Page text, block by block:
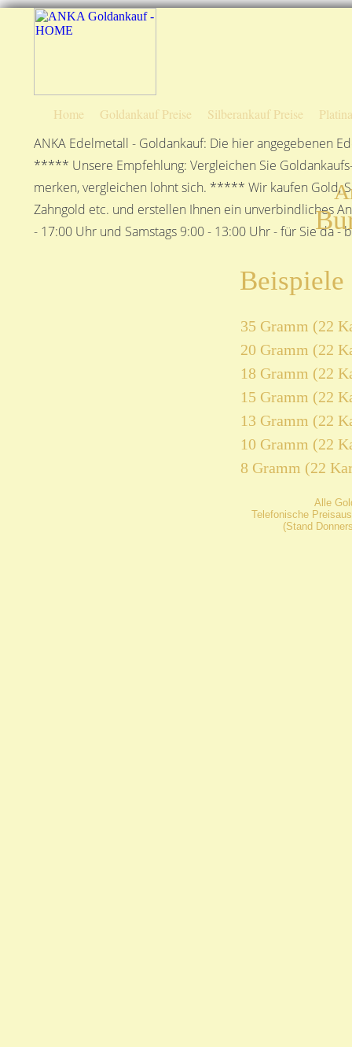
Home Goldankauf Preise Silberankauf Preise
ANKA Edelmetall - Goldankauf: Die hier angegebenen
***** Unsere Empfehlung: Vergleichen Sie
merken, vergleichen lohnt sich. ***** Wir kaufen Gold,
Zahngold etc. und erstellen Ihnen ein unverbindliches
- 17:00 Uhr und Samstags 9:00 - 13:00 Uhr - für Sie
35 Gramm (22
20 Gramm (22
18 Gramm (22
15 Gramm (22
13 Gramm (22
10 Gramm (22
8 Gramm (22
Alle
Telefonische
(Stand